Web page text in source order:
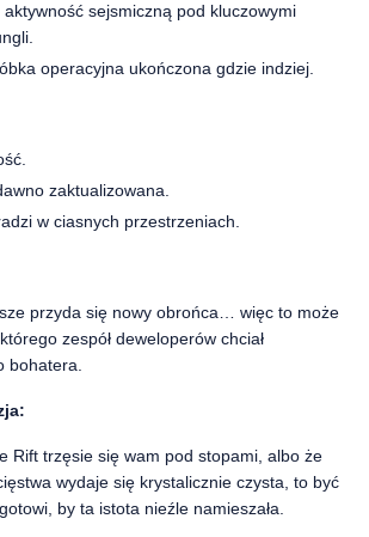
sejsmiczną pod kluczowymi
operacyjna ukończona gdzie indziej.
zaktualizowana.
w ciasnych przestrzeniach.
przyda się nowy obrońca… więc to może
zespół deweloperów chciał
bohatera.
Rift trzęsie się wam pod stopami, albo że
wydaje się krystalicznie czysta, to być
by ta istota nieźle namieszała.